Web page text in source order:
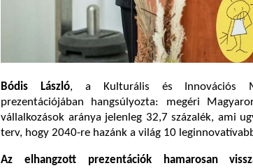
Bódis László, a Kulturális és Innovációs
prezentációjában hangsúlyozta: megéri
vállalkozások aránya jelenleg 32,7 százalék, ami
terv, hogy 2040-re hazánk a világ 10
Az elhangzott prezentációk hamarosan